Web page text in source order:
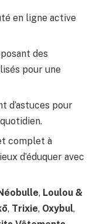
en ligne active
des
pour une
d’astuces pour
complet à
d’éduquer avec
, Loulou &
, Trixie, Oxybul,